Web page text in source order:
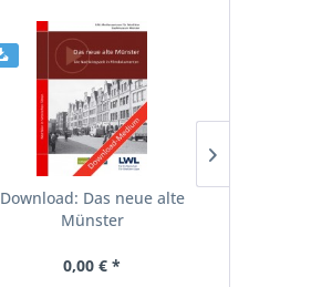
Download: Das neue alte
Münster
0,00 € *